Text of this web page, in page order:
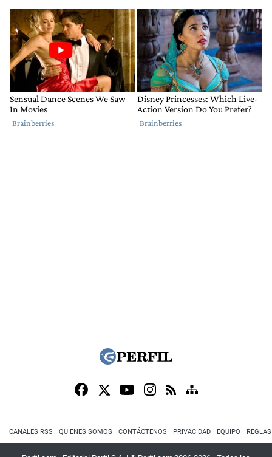
CANALES RSS QUIENES SOMOS CONTÁCTENOS PRIVACIDAD EQUIPO